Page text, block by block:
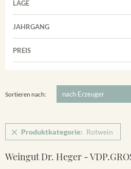
Sekt
Trester/Spirituosen
Weißwein
Verpackung
Cuvée
Grauburgunder
LAGE
Achkarrer Schlossberg
Merdinger Bühl
Vorderer Winklerberg
JAHRGANG
PREIS
Sortieren nach:
Produktkategorie: Rotwein
Weingut Dr. Heger -